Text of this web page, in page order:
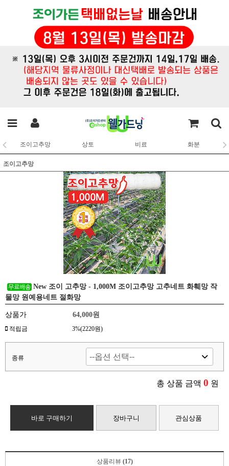
조이고추망 상토 비료 화분
조이고추망
New 조이 고추망 - 1,000M 조이고추망 고추네트 화훼망 작
물망 원예용네트 절화망
상품가 64,000원
적립금 3%(2220원)
종류
총 상품 금액 0 원
바로 구매하기 장바구니 관심상품
상품리뷰 (17)